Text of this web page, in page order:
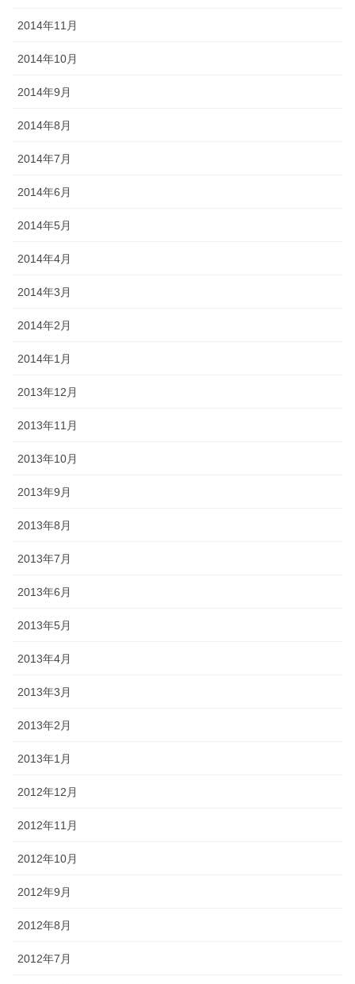
2014年11月
2014年10月
2014年9月
2014年8月
2014年7月
2014年6月
2014年5月
2014年4月
2014年3月
2014年2月
2014年1月
2013年12月
2013年11月
2013年10月
2013年9月
2013年8月
2013年7月
2013年6月
2013年5月
2013年4月
2013年3月
2013年2月
2013年1月
2012年12月
2012年11月
2012年10月
2012年9月
2012年8月
2012年7月